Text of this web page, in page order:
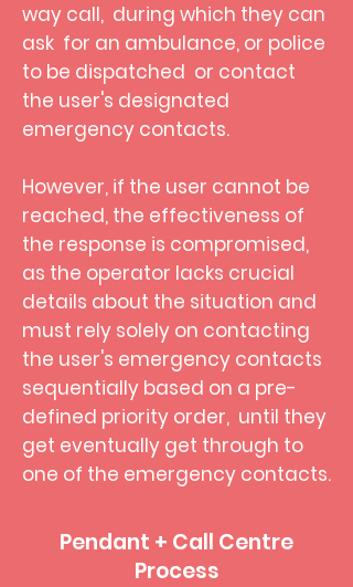
way call, during which they can
ask for an ambulance, or police
to be dispatched or contact
the user's designated
emergency contacts.
However, if the user cannot be
reached, the effectiveness of
the response is compromised,
as the operator lacks crucial
details about the situation and
must rely solely on contacting
the user's emergency contacts
sequentially based on a pre-
defined priority order, until they
get eventually get through to
one of the emergency contacts.
Pendant + Call Centre
Process